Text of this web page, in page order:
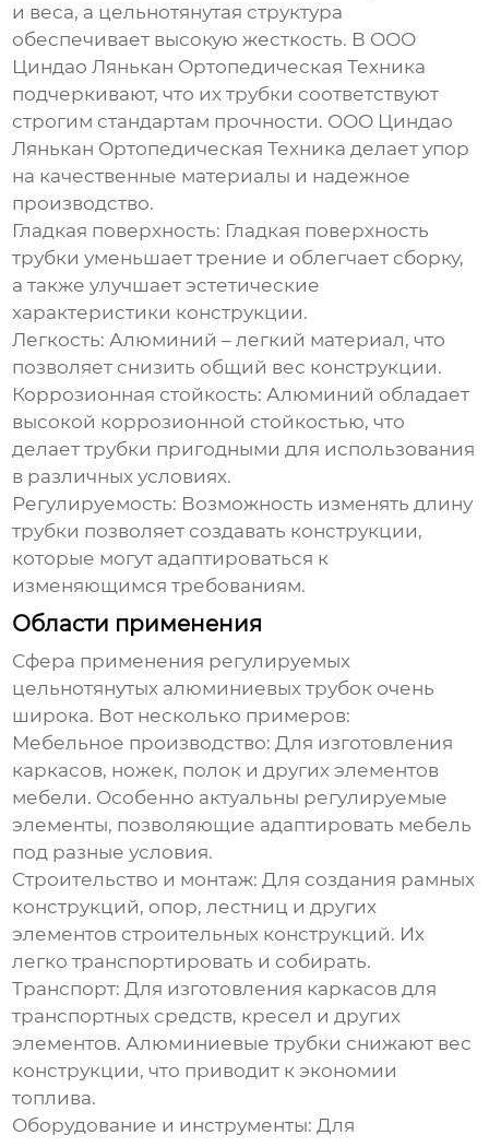
и веса, а цельнотянутая структура
обеспечивает высокую жесткость. В ООО
Циндао Лянькан Ортопедическая Техника
подчеркивают, что их трубки соответствуют
строгим стандартам прочности. ООО Циндао
Лянькан Ортопедическая Техника делает упор
на качественные материалы и надежное
производство.
Гладкая поверхность: Гладкая поверхность
трубки уменьшает трение и облегчает сборку,
а также улучшает эстетические
характеристики конструкции.
Легкость: Алюминий – легкий материал, что
позволяет снизить общий вес конструкции.
Коррозионная стойкость: Алюминий обладает
высокой коррозионной стойкостью, что
делает трубки пригодными для использования
в различных условиях.
Регулируемость: Возможность изменять длину
трубки позволяет создавать конструкции,
которые могут адаптироваться к
изменяющимся требованиям.
Области применения
Сфера применения регулируемых
цельнотянутых алюминиевых трубок очень
широка. Вот несколько примеров:
Мебельное производство: Для изготовления
каркасов, ножек, полок и других элементов
мебели. Особенно актуальны регулируемые
элементы, позволяющие адаптировать мебель
под разные условия.
Строительство и монтаж: Для создания рамных
конструкций, опор, лестниц и других
элементов строительных конструкций. Их
легко транспортировать и собирать.
Транспорт: Для изготовления каркасов для
транспортных средств, кресел и других
элементов. Алюминиевые трубки снижают вес
конструкции, что приводит к экономии
топлива.
Оборудование и инструменты: Для